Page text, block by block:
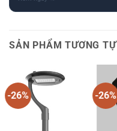
SẢN PHẨM TƯƠNG TỰ
-26% -26%